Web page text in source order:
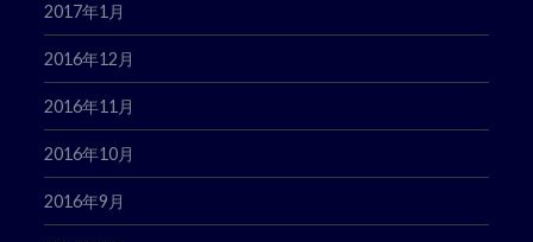
2017年1月
2016年12月
2016年11月
2016年10月
2016年9月